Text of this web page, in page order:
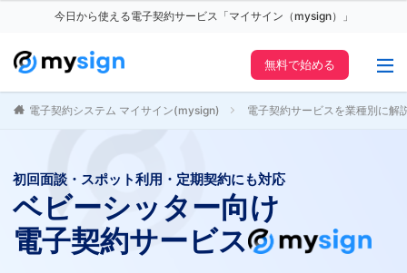
今日から使える電子契約サービス「マイサイン（mysign）」
無料で始める
電子契約システム マイサイン(mysign) 電子契約サービスを業種別に解
初回面談・スポット利用・定期契約にも対応
ベビーシッター向け
電子契約サービス